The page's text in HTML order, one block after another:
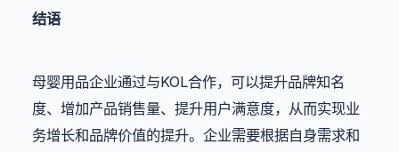
结语
母婴用品企业通过与KOL合作，可以提升品牌知名
度、增加产品销售量、提升用户满意度，从而实现业
务增长和品牌价值的提升。企业需要根据自身需求和